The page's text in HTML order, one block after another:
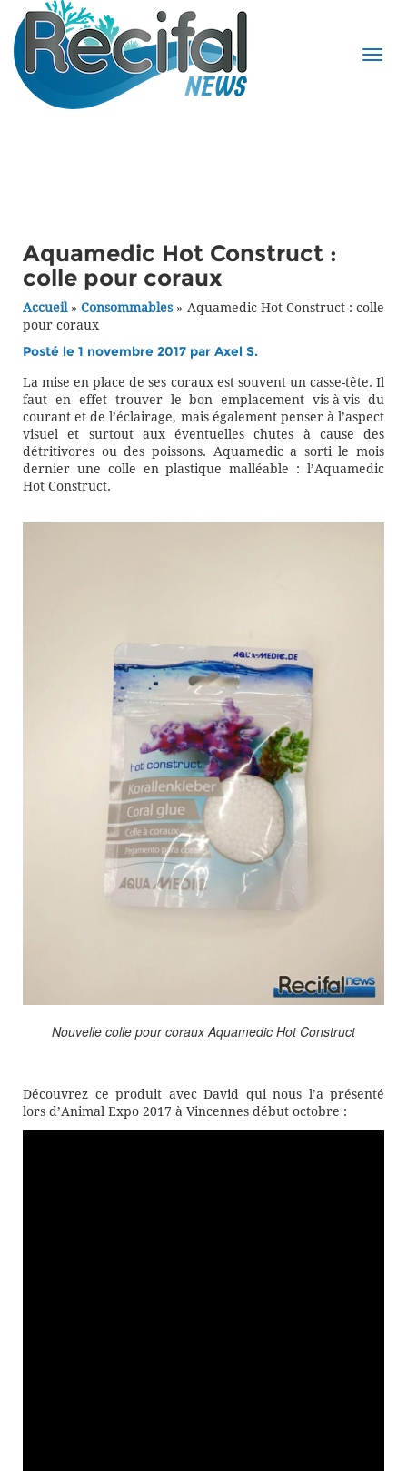
Aquamedic Hot Construct :
colle pour coraux
Accueil»Consommables» Aquamedic Hot Construct : colle
pour coraux
Posté le 1 novembre 2017 par Axel S.
La mise en place de ses coraux est souvent un casse-tête. Il
faut en effet trouver le bon emplacement vis-à-vis du
courant et de l’éclairage, mais également penser à l’aspect
visuel et surtout aux éventuelles chutes à cause des
détritivores ou des poissons. Aquamedic a sorti le mois
dernier une colle en plastique malléable : l’Aquamedic
Hot Construct.
Nouvelle colle pour coraux Aquamedic Hot Construct
Découvrez ce produit avec David qui nous l’a présenté
lors d’Animal Expo 2017 à Vincennes début octobre :